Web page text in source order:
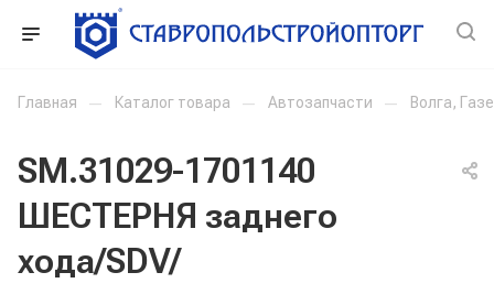
Главная — Каталог товара — Автозапчасти — Волга,
SM.31029-1701140
ШЕСТЕРНЯ заднего
хода/SDV/